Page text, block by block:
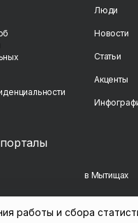
Люди
Новости
Статьи
Акценты
в Мытищах
работы и сбора